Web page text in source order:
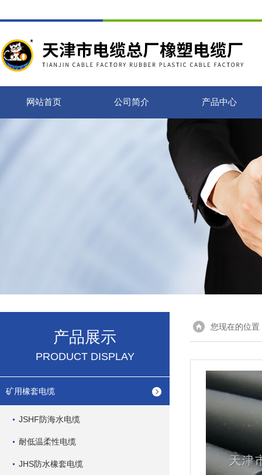
网站首页 公司简介 产品中心
产品展示
PRODUCT DISPLAY
矿用橡套电缆
JSHF防海水电缆
耐低温柔性电缆
JHS防水橡套电缆
您现在的位置